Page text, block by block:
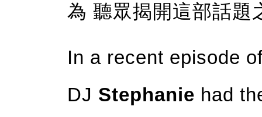
為 聽眾揭開這部話題
In a recent episode
DJ Stephanie had